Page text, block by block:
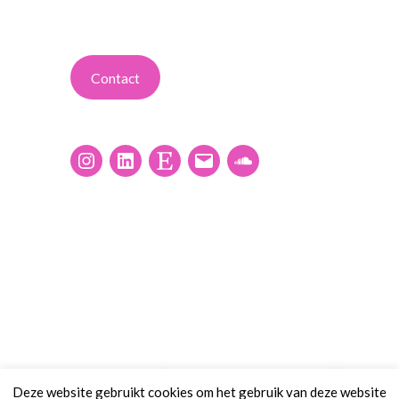
Contact
Deze website gebruikt cookies om het gebruik van deze website